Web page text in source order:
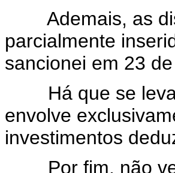
Ademais, as
parcialmente
sancionei em 23
Há que se levar
envolve
investimentos
Por fim, não